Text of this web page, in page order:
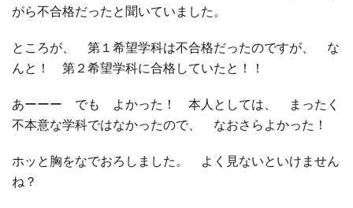
がら不合格だったと聞いていました。
ところが、 第１希望学科は不合格だったのですが、 な
んと！ 第２希望学科に合格していたと！！
あーーー でも よかった！ 本人としては、 まったく
不本意な学科ではなかったので、 なおさらよかった！
ホッと胸をなでおろしました。 よく見ないといけません
ね？